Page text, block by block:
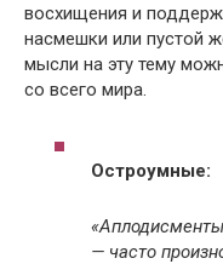
восхищения и
насмешки или пустой
мысли на эту тему
со всего мира.
Остроумные:
— часто